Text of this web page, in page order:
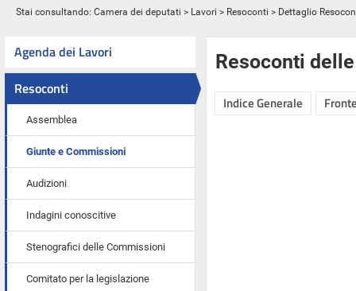
Stai consultando: Camera dei deputati > Lavori > Resoconti > Dettaglio
Agenda dei Lavori
Resoconti
Assemblea
Giunte e Commissioni
Audizioni
Indagini conoscitive
Stenografici delle Commissioni
Comitato per la legislazione
Resoconti
Indice Generale